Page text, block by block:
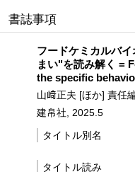
書誌事項
フードケミカルバ
まい"を読み解く =
the specific
山﨑正夫 [ほか] 責任
建帛社, 2025.5
タイトル別名
タイトル読み